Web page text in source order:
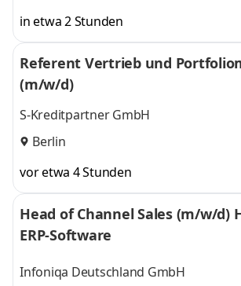
in etwa 2 Stunden
Referent Vertrieb und
(m/w/d)
S-Kreditpartner GmbH
Berlin
vor etwa 4 Stunden
Head of Channel Sales (m/w/d)
ERP-Software
Infoniqa Deutschland GmbH